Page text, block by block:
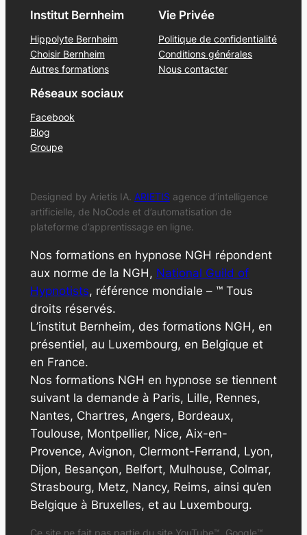
Institut Bernheim
Hippolyte Bernheim
Choisir Bernheim
Autres formations
Vie Privée
Politique de confidentialité
Conditions générales
Nous contacter
Réseaux sociaux
Facebook
Blog
Groupe
Designed by Arietis IA. ARIETIS agence d’intelligence
artificielle, de NoCode et d’automatisation de
plateforme d’apprentissage en ligne.
Nos formations en hypnose NGH répondent
aux norme de la NGH, National Guild of
Hypnotists, référence mondiale – ™ Tous
droits réservés.
L’institut Bernheim, des formations NGH, en
présentiel, au Luxembourg, en Belgique et
en France.
Nos formations NGH en hypnose se tiennent
suivant la demande à Paris, Lille, Rennes,
Nantes, Chartres, Angers, Bordeaux,
Toulouse, Montpellier, Nice, Aix-en-
Provence, Avignon, Clermont-Ferrand, Lyon,
Dijon, Besançon, Belfort, Mulhouse, Colmar,
Strasbourg, Metz, Nancy, Reims, ainsi qu’en
Belgique à Bruxelles, et au Luxembourg.
Ce site ne fait pas partie du site YouTube™, Google™,